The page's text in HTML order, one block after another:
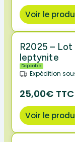
Voir le
R2025 –
leptynite
Disponible
Expédition
25,00€ TTC
Voir le